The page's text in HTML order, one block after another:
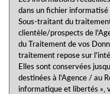
Familles avec 1 ou 2
Maisons
Appartements
Familles avec 3
dans un fichier
Sous-traitant du
clientèle/prospects de
du Traitement de vos
traitement repose sur
Elles sont conservées
destinées à l'Agence / au
informatique et libertés »,